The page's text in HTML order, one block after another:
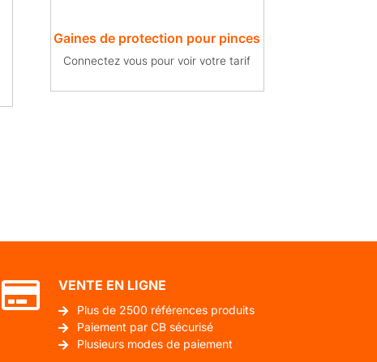
Gaines de protection pour pinces
Connectez vous pour voir votre tarif
VENTE EN LIGNE
Plus de 2500 références produits
Paiement par CB sécurisé
Plusieurs modes de paiement